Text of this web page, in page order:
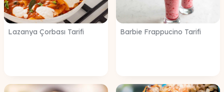
Lazanya Çorbası Tarifi Barbie Frappucino Tarifi